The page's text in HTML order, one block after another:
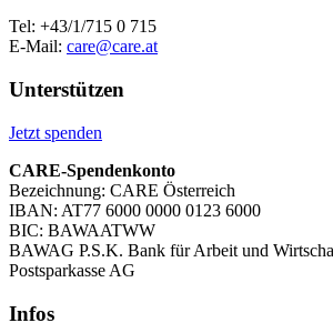
Tel: +43/1/715 0 715
E-Mail: care@care.at
Unterstützen
Jetzt spenden
CARE-Spendenkonto
Bezeichnung: CARE Österreich
IBAN: AT77 6000 0000 0123 6000
BIC: BAWAATWW
BAWAG P.S.K. Bank für Arbeit und
Postsparkasse AG
Infos